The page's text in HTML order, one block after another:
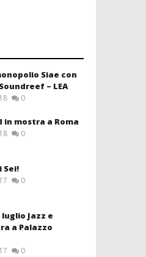
Siae con
– LEA
0
in mostra a Roma
0
Sei!
0
luglio Jazz e
a Palazzo
0